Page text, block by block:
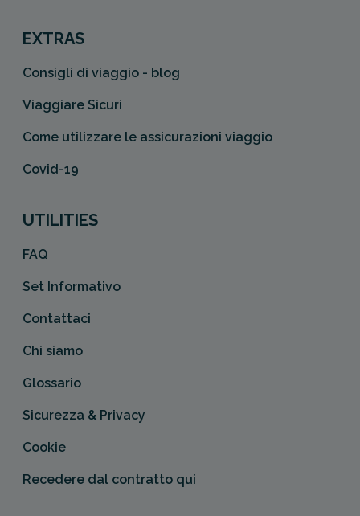
EXTRAS
Consigli di viaggio - blog
Viaggiare Sicuri
Come utilizzare le assicurazioni viaggio
Covid-19
UTILITIES
FAQ
Set Informativo
Contattaci
Chi siamo
Glossario
Sicurezza & Privacy
Cookie
Recedere dal contratto qui